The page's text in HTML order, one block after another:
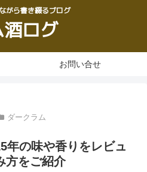
がら書き綴るブログ
ログ
お問い合せ
ダークラム
年の味や香りをレビュ
方をご紹介